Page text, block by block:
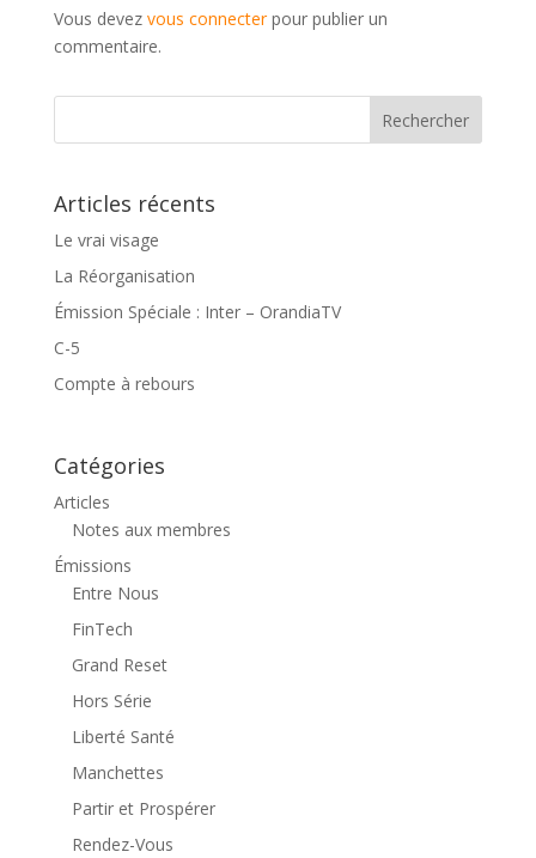
Vous devez vous connecterpour publier un
commentaire.
Articles récents
Le vrai visage
La Réorganisation
Émission Spéciale : Inter – OrandiaTV
C-5
Compte à rebours
Catégories
Articles
Notes aux membres
Émissions
Entre Nous
FinTech
Grand Reset
Hors Série
Liberté Santé
Manchettes
Partir et Prospérer
Rendez-Vous